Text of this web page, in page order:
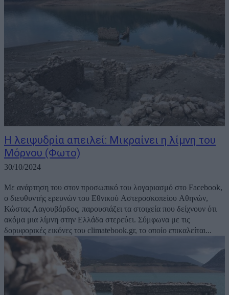
H λειψυδρία απειλεί: Μικραίνει η λίμνη του
Μόρνου (Φωτο)
30/10/2024
Με ανάρτηση του στον προσωπικό του λογαριασμό στο Facebook,
o διευθυντής ερευνών του Εθνικού Αστεροσκοπείου Αθηνών,
Κώστας Λαγουβάρδος, παρουσιάζει τα στοιχεία που δείχνουν ότι
ακόμα μια λίμνη στην Ελλάδα στερεύει. Σύμφωνα με τις
δορυφορικές εικόνες του climatebook.gr, το οποίο επικαλείται...